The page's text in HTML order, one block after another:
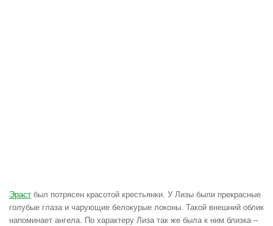
Эраст был потрясен красотой крестьянки. У Лизы были прекрасные
голубые глаза и чарующие белокурые локоны. Такой внешний облик
напоминает ангела. По характеру Лиза так же была к ним близка –